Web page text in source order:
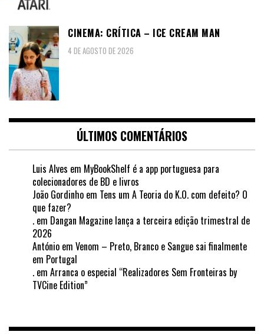
CINEMA: CRÍTICA – ICE CREAM MAN
4 DE AGOSTO DE 2026
ÚLTIMOS COMENTÁRIOS
Luis Alves em MyBookShelf é a app portuguesa para
colecionadores de BD e livros
João Gordinho em Tens um A Teoria do K.O. com defeito? O
que fazer?
. em Dangan Magazine lança a terceira edição trimestral de
2026
António em Venom – Preto, Branco e Sangue sai finalmente
em Portugal
. em Arranca o especial “Realizadores Sem Fronteiras by
TVCine Edition”